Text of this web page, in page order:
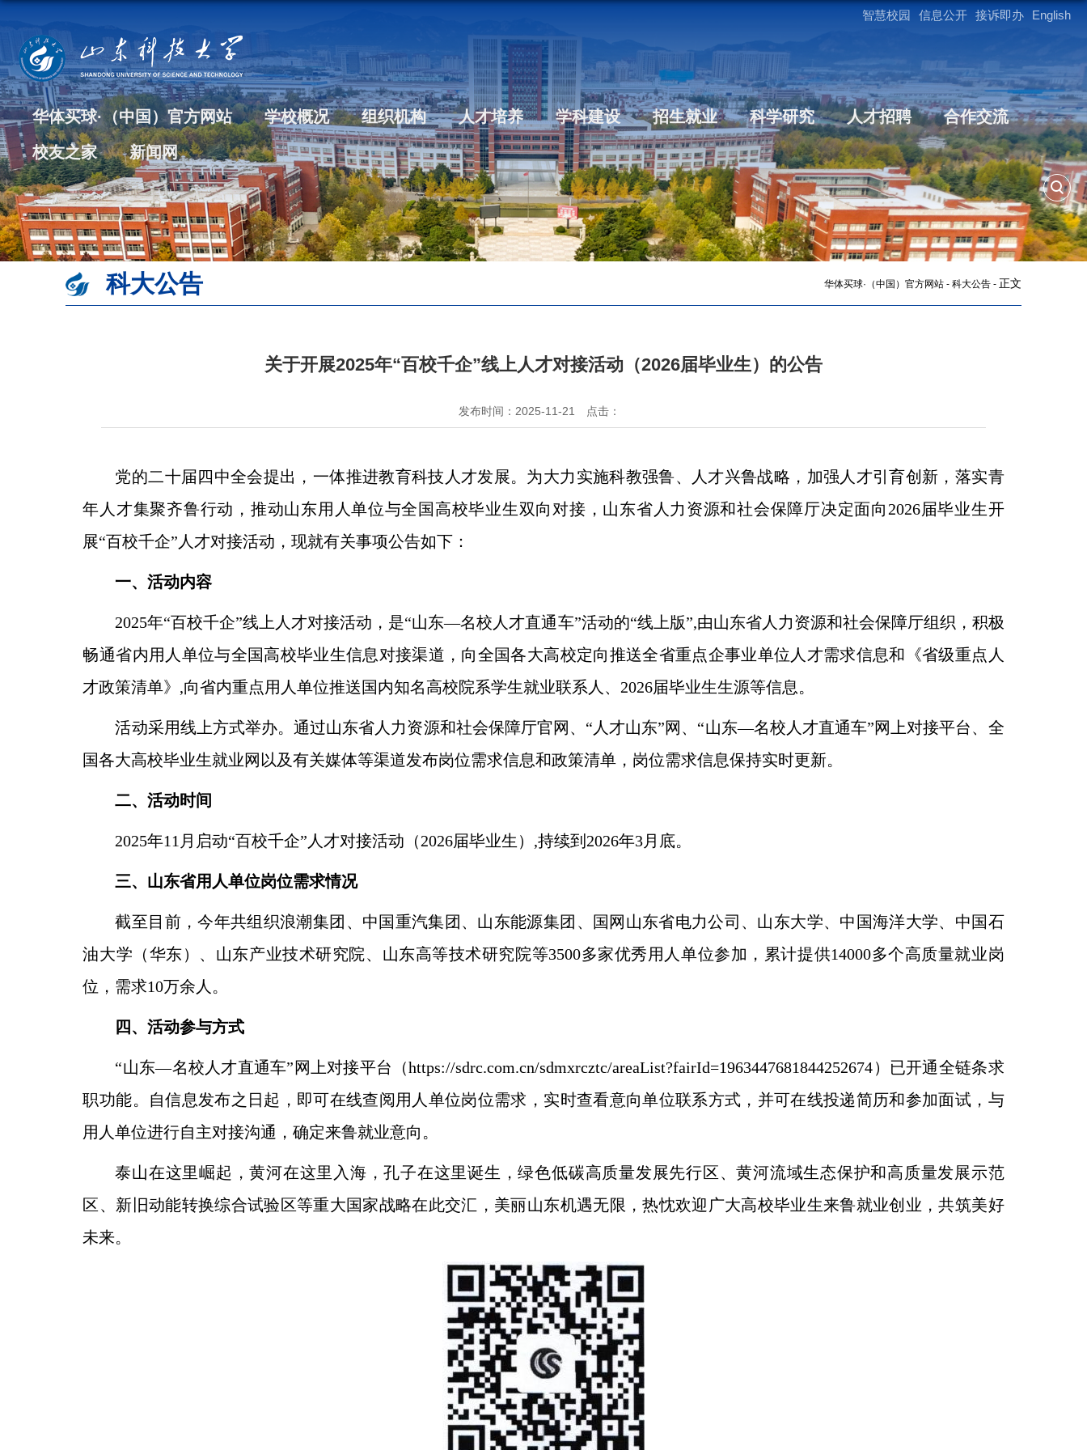
智慧校园 信息公开 接诉即办 English
华体买球·（中国）官方网站 学校概况 组织机构 人才培养 学科建设 招生就业 科学研究 人才招聘
合作交流
校友之家
新闻网
科大公告 华体买球·（中国）官方网站 -科大公告 - 正文
关于开展2025年“百校千企”线上人才对接活动（2026届毕业生）的公告
发布时间：2025-11-21 点击：
党的二十届四中全会提出，一体推进教育科技人才发展。为大力实施科教强鲁、人才兴鲁战略，加强人才引育创新，落实青
年人才集聚齐鲁行动，推动山东用人单位与全国高校毕业生双向对接，山东省人力资源和社会保障厅决定面向2026届毕业生开
展“百校千企”人才对接活动，现就有关事项公告如下：
一、活动内容
2025年“百校千企”线上人才对接活动，是“山东—名校人才直通车”活动的“线上版”,由山东省人力资源和社会保障厅组织，积极
畅通省内用人单位与全国高校毕业生信息对接渠道，向全国各大高校定向推送全省重点企事业单位人才需求信息和《省级重点人
才政策清单》,向省内重点用人单位推送国内知名高校院系学生就业联系人、2026届毕业生生源等信息。
活动采用线上方式举办。通过山东省人力资源和社会保障厅官网、“人才山东”网、“山东—名校人才直通车”网上对接平台、全
国各大高校毕业生就业网以及有关媒体等渠道发布岗位需求信息和政策清单，岗位需求信息保持实时更新。
二、活动时间
2025年11月启动“百校千企”人才对接活动（2026届毕业生）,持续到2026年3月底。
三、山东省用人单位岗位需求情况
截至目前，今年共组织浪潮集团、中国重汽集团、山东能源集团、国网山东省电力公司、山东大学、中国海洋大学、中国石
油大学（华东）、山东产业技术研究院、山东高等技术研究院等3500多家优秀用人单位参加，累计提供14000多个高质量就业岗
位，需求10万余人。
四、活动参与方式
“山东—名校人才直通车”网上对接平台（https://sdrc.com.cn/sdmxrcztc/areaList?fairId=1963447681844252674）已开通全链条求
职功能。自信息发布之日起，即可在线查阅用人单位岗位需求，实时查看意向单位联系方式，并可在线投递简历和参加面试，与
用人单位进行自主对接沟通，确定来鲁就业意向。
泰山在这里崛起，黄河在这里入海，孔子在这里诞生，绿色低碳高质量发展先行区、黄河流域生态保护和高质量发展示范
区、新旧动能转换综合试验区等重大国家战略在此交汇，美丽山东机遇无限，热忱欢迎广大高校毕业生来鲁就业创业，共筑美好
未来。